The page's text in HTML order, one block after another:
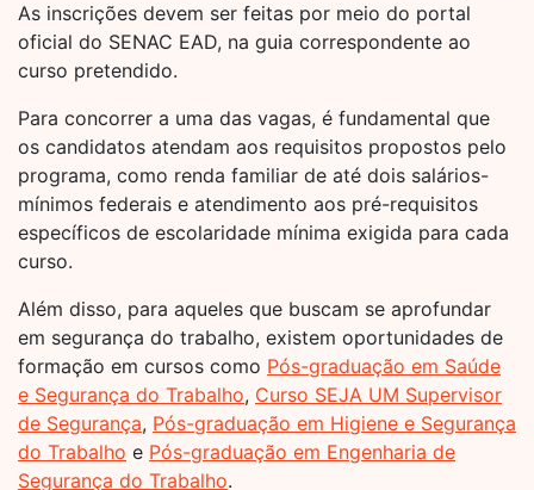
As inscrições devem ser feitas por meio do portal
oficial do SENAC EAD, na guia correspondente ao
curso pretendido.
Para concorrer a uma das vagas, é fundamental que
os candidatos atendam aos requisitos propostos pelo
programa, como renda familiar de até dois salários-
mínimos federais e atendimento aos pré-requisitos
específicos de escolaridade mínima exigida para cada
curso.
Além disso, para aqueles que buscam se aprofundar
em segurança do trabalho, existem oportunidades de
formação em cursos como Pós-graduação em Saúde
e Segurança do Trabalho, Curso SEJA UM Supervisor
de Segurança, Pós-graduação em Higiene e Segurança
do Trabalho e Pós-graduação em Engenharia de
Segurança do Trabalho.